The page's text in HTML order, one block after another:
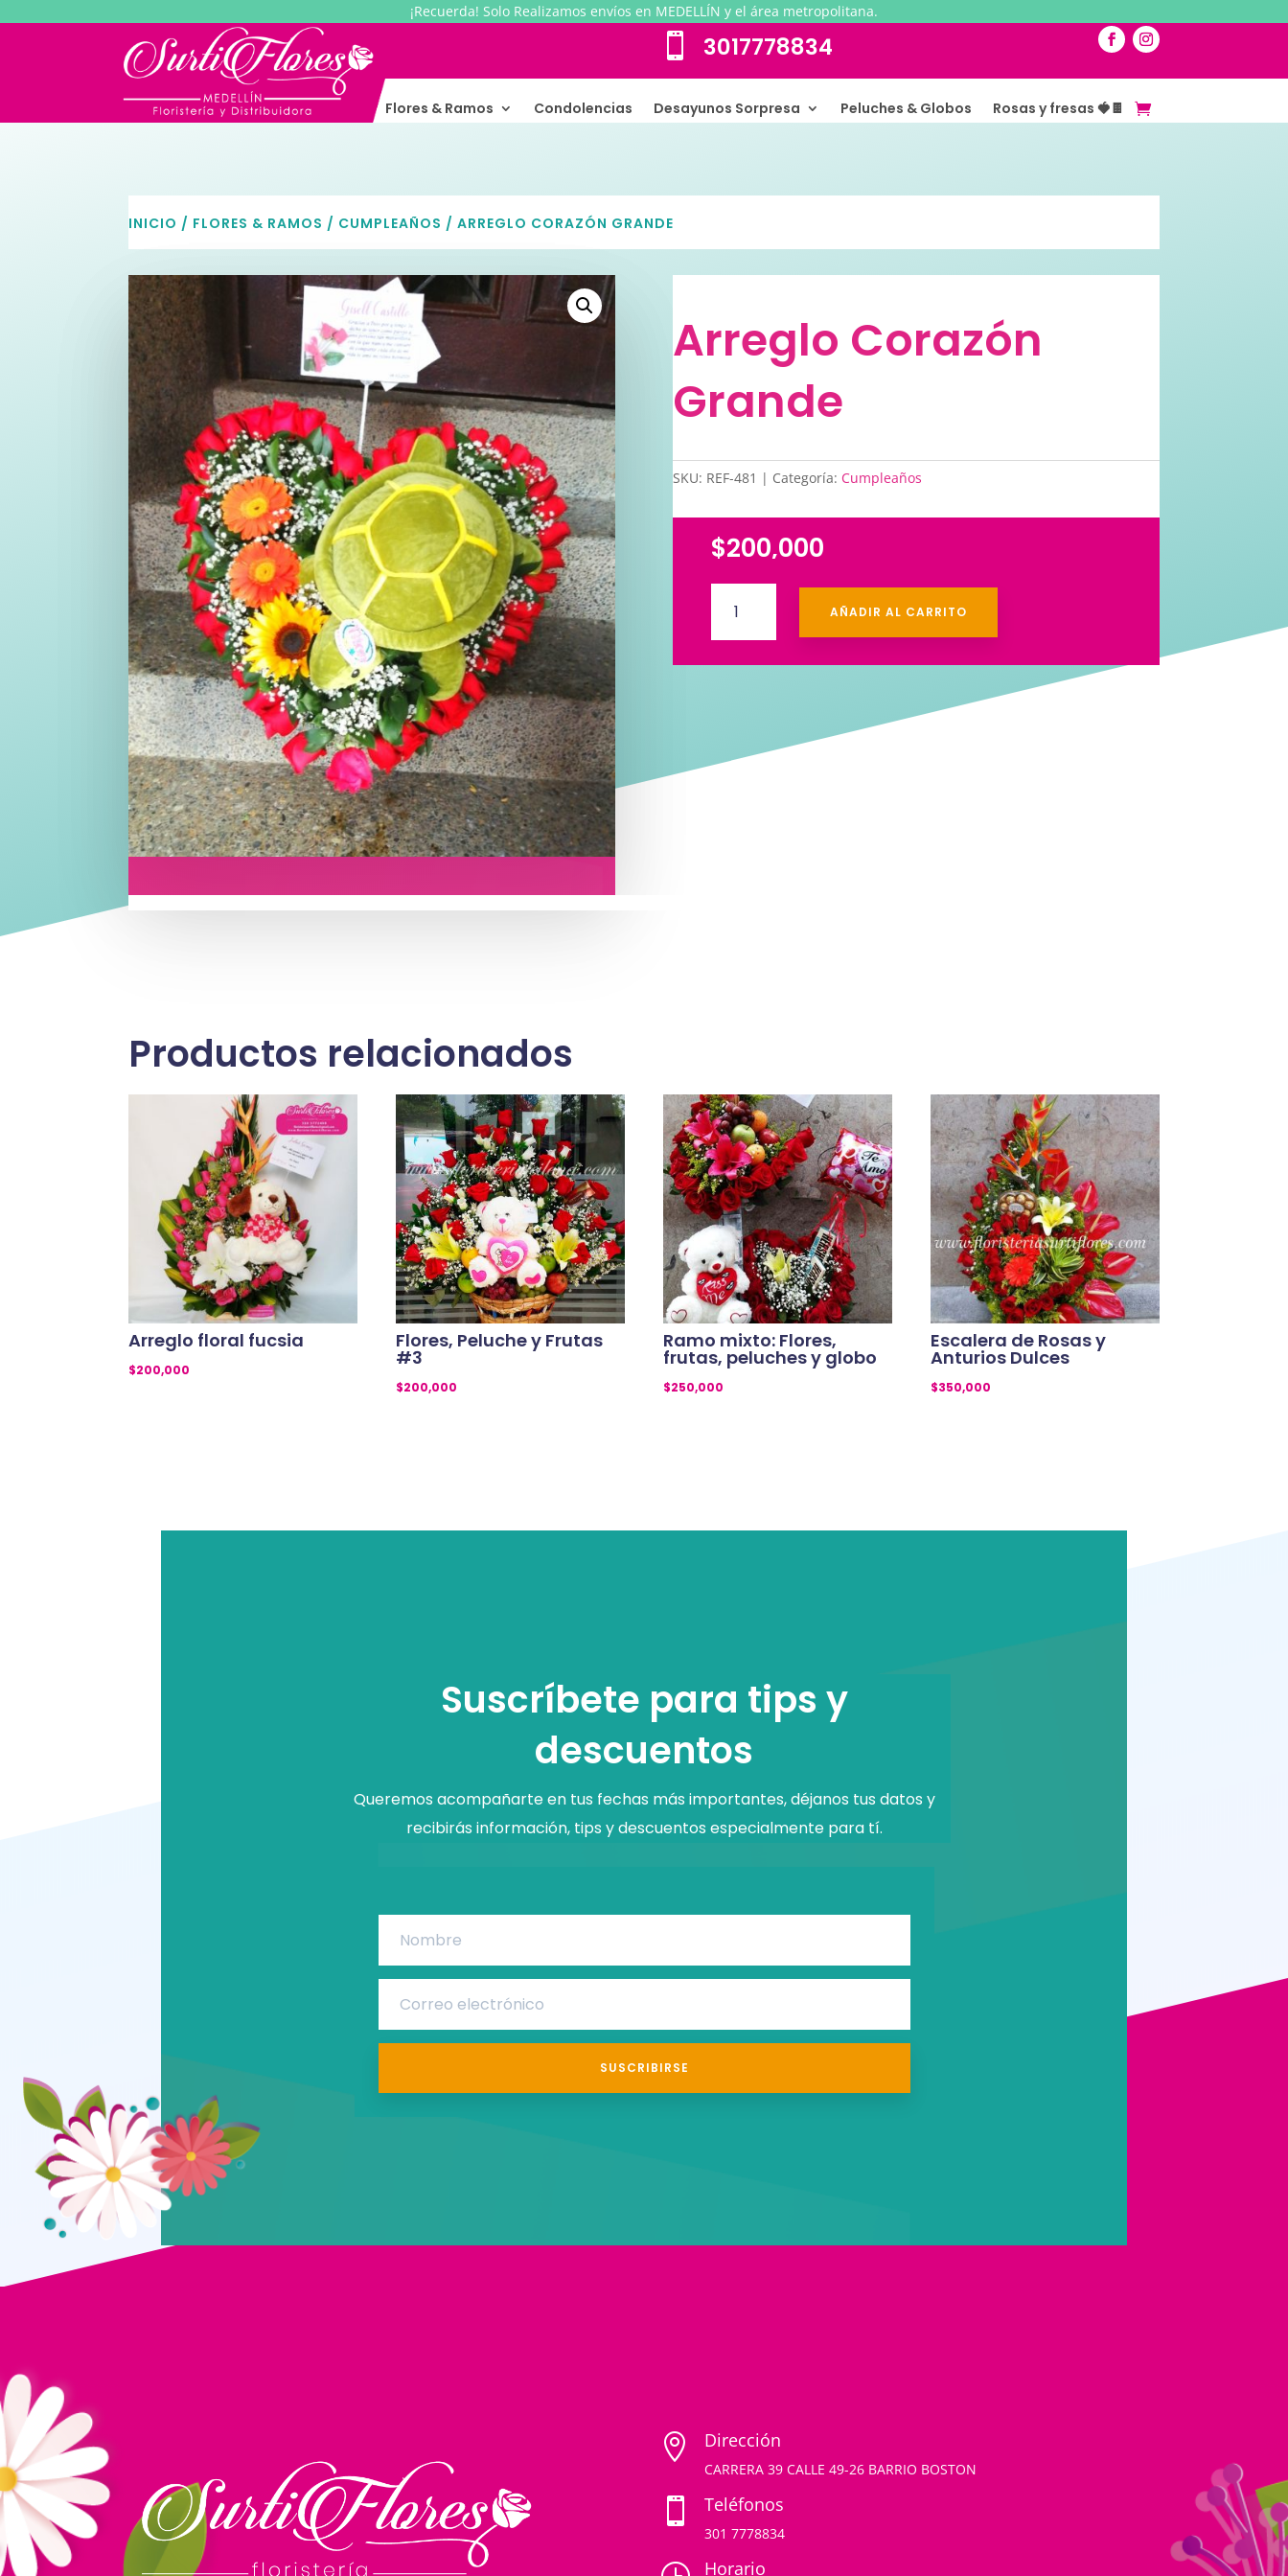
¡Recuerda! Solo Realizamos envíos en MEDELLÍN y el área metropolitana.
 3017778834
Flores & Ramos Condolencias Desayunos Sorpresa Peluches & Globos Rosas y fresas 🍓🍫
INICIO / FLORES & RAMOS / CUMPLEAÑOS / ARREGLO CORAZÓN GRANDE
Arreglo Corazón
Grande
SKU: REF-481 Categoría: Cumpleaños
$200,000
Corazón
Grande
AÑADIR AL CARRITO
Productos relacionados
Arreglo floral fucsia
$200,000
Flores, Peluche y Frutas
#3
$200,000
Ramo mixto: Flores,
frutas, peluches y globo
$250,000
Escalera de Rosas y
Anturios Dulces
$350,000
Suscríbete para tips y
descuentos
Queremos acompañarte en tus fechas más importantes, déjanos tus datos y
recibirás información, tips y descuentos especialmente para tí.
SUSCRIBIRSE
 Dirección
CARRERA 39 CALLE 49-26 BARRIO BOSTON
 Teléfonos
301 7778834
Horario